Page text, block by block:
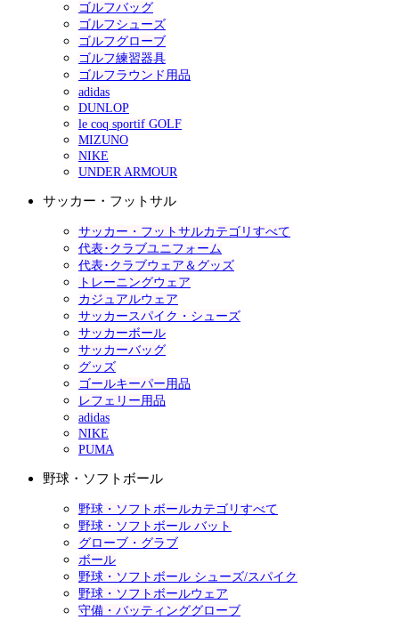
ゴルフバッグ
ゴルフシューズ
ゴルフグローブ
ゴルフ練習器具
ゴルフラウンド用品
adidas
DUNLOP
le coq sportif GOLF
MIZUNO
NIKE
UNDER ARMOUR
サッカー・フットサル
サッカー・フットサルカテゴリすべて
代表･クラブユニフォーム
代表･クラブウェア＆グッズ
トレーニングウェア
カジュアルウェア
サッカースパイク・シューズ
サッカーボール
サッカーバッグ
グッズ
ゴールキーパー用品
レフェリー用品
adidas
NIKE
PUMA
野球・ソフトボール
野球・ソフトボールカテゴリすべて
野球・ソフトボール バット
グローブ・グラブ
ボール
野球・ソフトボール シューズ/スパイク
野球・ソフトボールウェア
守備・バッティンググローブ